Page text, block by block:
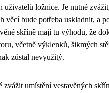
uživatelů ložnice. Je nutné
věcí bude potřeba uskladnit, a
skříně mají tu výhodu, že
včetně výklenků, šikmých
zůstal nevyužitý.
zvážit umístění vestavěných